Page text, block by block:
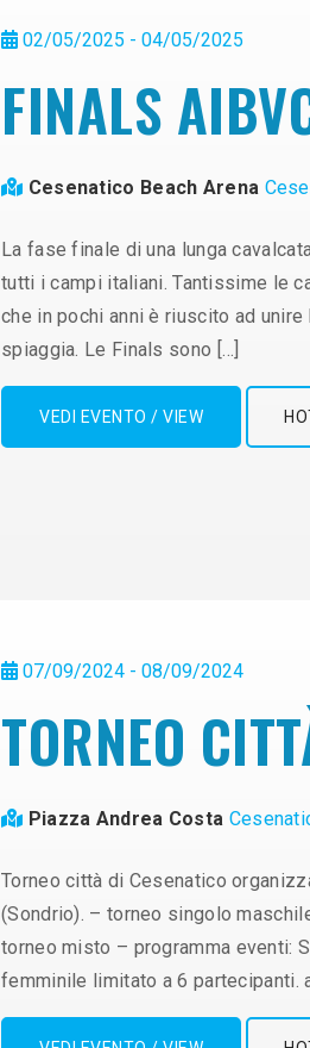
02/05/2025 - 04/05/2025
FINALS
Cesenatico Beach Arena
La fase finale di una lunga
tutti i campi italiani. Tantissime le
che in pochi anni è riuscito ad
spiaggia. Le Finals sono […]
VEDI EVENTO / VIEW
07/09/2024 - 08/09/2024
TORNEO
Piazza Andrea Costa
Torneo città di Cesenatico
(Sondrio). – torneo singolo
torneo misto – programma eventi:
femminile limitato a 6 partecipanti.